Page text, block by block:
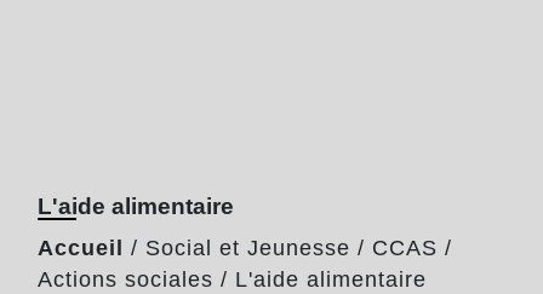
L'aide alimentaire
Accueil / Social et Jeunesse / CCAS /
Actions sociales / L'aide alimentaire